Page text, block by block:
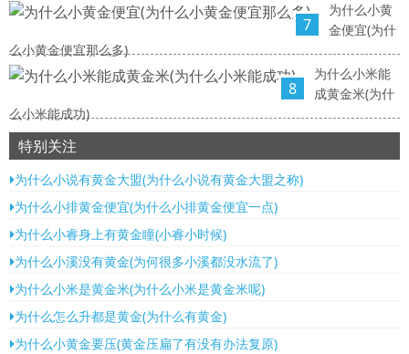
7
为什么小黄
金便宜(为什
么小黄金便宜那么多)
8
为什么小米能
成黄金米(为什
么小米能成功)
特别关注
为什么小说有黄金大盟(为什么小说有黄金大盟之称)
为什么小排黄金便宜(为什么小排黄金便宜一点)
为什么小睿身上有黄金瞳(小睿小时候)
为什么小溪没有黄金(为何很多小溪都没水流了)
为什么小米是黄金米(为什么小米是黄金米呢)
为什么怎么升都是黄金(为什么有黄金)
为什么小黄金要压(黄金压扁了有没有办法复原)